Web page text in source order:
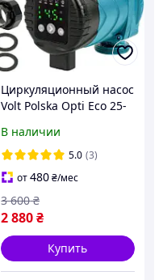
Циркуляционный насос
Volt Polska Opti Eco 25-
энергосберегающий
В наличии
5.0 (3)
от480₴/мес
2 880₴
3 600 ₴
Купить